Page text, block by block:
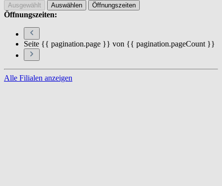
Ausgewählt Auswählen Öffnungszeiten
Öffnungszeiten:
Seite {{ pagination.page }} von {{ pagination.pageCount }}
Alle Filialen anzeigen